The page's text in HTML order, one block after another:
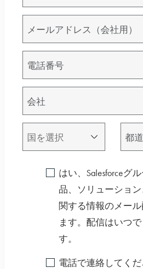
はい、Salesforceグ
品、ソリューショ
関する情報のメー
ます。配信はいつ
す。
電話で連絡してく